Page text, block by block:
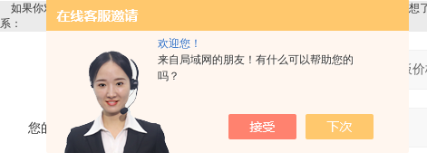
欢迎您！
来自局域网的朋友！有什么可以帮助您的
吗？
如果你对
ER-35S数显防腐电热板,微晶面板,陶瓷加热,电加热板,加热板价格
感兴趣，
系：
产品：
您的单位：